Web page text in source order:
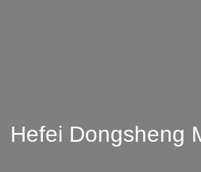
Hefei Dongsheng